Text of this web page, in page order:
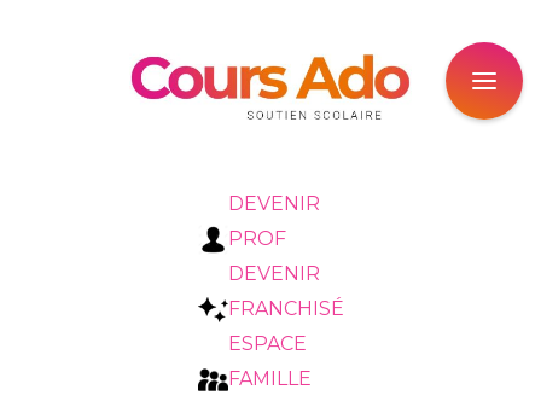
DEVENIR
PROF
DEVENIR
FRANCHISÉ
ESPACE
FAMILLE